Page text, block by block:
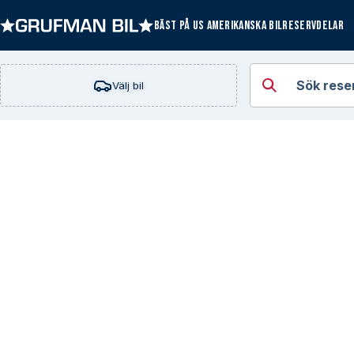
BÄST PÅ US AMERIKANSKA BILRESERVDELAR
Välj bil
Sök